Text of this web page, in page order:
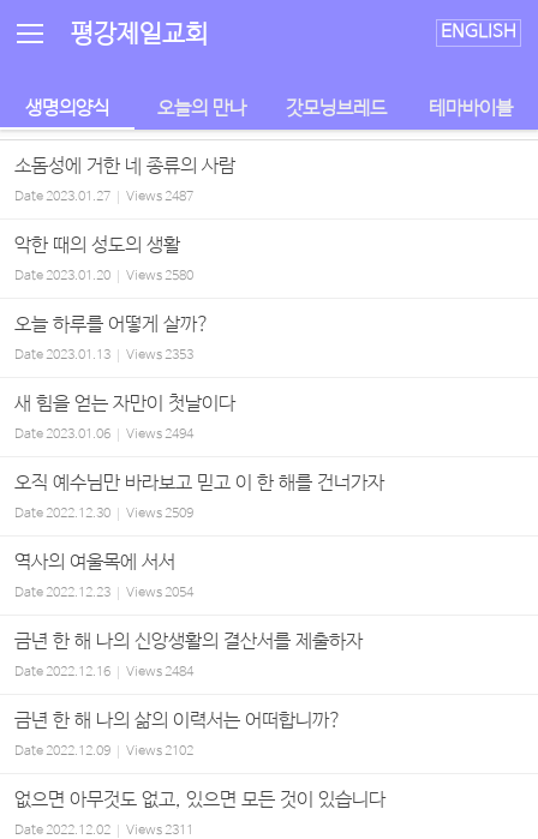
평강제일교회 ENGLISH
생명의양식 오늘의 만나 갓모닝브레드 테마바이블
소돔성에 거한 네 종류의 사람
Date2023.01.27 Views2487
악한 때의 성도의 생활
Date2023.01.20 Views2580
오늘 하루를 어떻게 살까?
Date2023.01.13 Views2353
새 힘을 얻는 자만이 첫날이다
Date2023.01.06 Views2494
오직 예수님만 바라보고 믿고 이 한 해를 건너가자
Date2022.12.30 Views2509
역사의 여울목에 서서
Date2022.12.23 Views2054
금년 한 해 나의 신앙생활의 결산서를 제출하자
Date2022.12.16 Views2484
금년 한 해 나의 삶의 이력서는 어떠합니까?
Date2022.12.09 Views2102
없으면 아무것도 없고, 있으면 모든 것이 있습니다
Date2022.12.02 Views2311